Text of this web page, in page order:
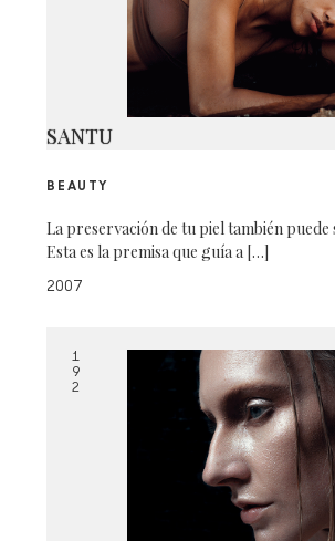
SANTU
BEAUTY
La preservación de tu piel también
Esta es la premisa que guía a […]
2007
1
9
2